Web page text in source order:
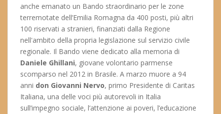
anche emanato un Bando straordinario per le zone
terremotate dell’Emilia Romagna da 400 posti, più altri
100 riservati a stranieri, finanziati dalla Regione
nell'ambito della propria legislazione sul servizio civile
regionale. Il Bando viene dedicato alla memoria di
Daniele Ghillani, giovane volontario parmense
scomparso nel 2012 in Brasile. A marzo muore a 94
anni don Giovanni Nervo, primo Presidente di Caritas
Italiana, una delle voci più autorevoli in Italia
sull’impegno sociale, l’attenzione ai poveri, l’educazione